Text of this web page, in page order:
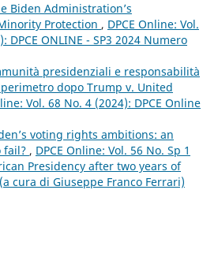
Biden Administration’s
Protection , DPCE Online: Vol.
DPCE ONLINE - SP3 2024 Numero
presidenziali e responsabilità
dopo Trump v. United
Vol. 68 No. 4 (2024): DPCE Online
voting rights ambitions: an
fail? , DPCE Online: Vol. 56 No. Sp 1
Presidency after two years of
cura di Giuseppe Franco Ferrari)